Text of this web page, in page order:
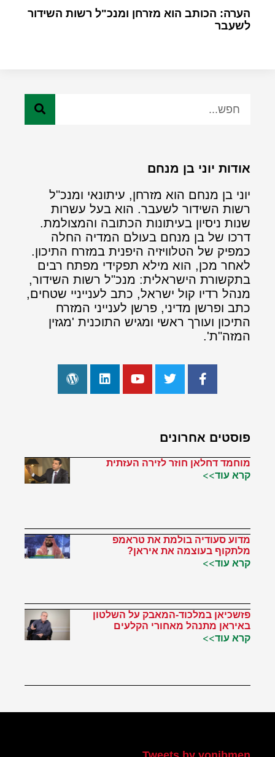
הערה: הכותב הוא מזרחן ומנכ"ל רשות השידור
לשעבר
אודות יוני בן מנחם
יוני בן מנחם הוא מזרחן, עיתונאי ומנכ"ל
רשות השידור לשעבר. הוא בעל עשרות
שנות ניסיון בעיתונות הכתובה והמצולמת.
דרכו של בן מנחם בעולם המדיה החלה
כמפיק של הטלוויזיה היפנית במזרח התיכון.
לאחר מכן, הוא מילא תפקידי מפתח רבים
בתקשורת הישראלית: מנכ"ל רשות השידור,
מנהל רדיו קול ישראל, כתב לענייניי שטחים,
כתב ופרשן מדיני, פרשן לענייני המזרח
התיכון ועורך ראשי ומגיש התוכנית 'מגזין
המזה"ת'.
פוסטים אחרונים
מוחמד דחלאן חוזר לזירה העזתית
קרא עוד>>
מדוע סעודיה בולמת את טראמפ
מלתקוף בעוצמה את איראן?
קרא עוד>>
פזשכיאן במלכוד-המאבק על השלטון
באיראן מתנהל מאחורי הקלעים
קרא עוד>>